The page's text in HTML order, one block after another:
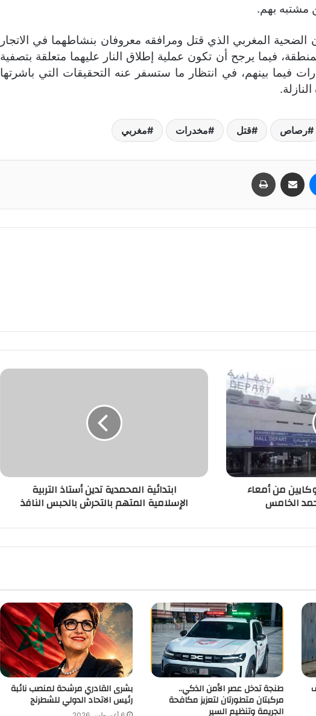
الضحية المغربي الذي قتل ومرافقه معروفان بنشاطهما في الاتجار
فيما يرجح أن تكون عملية إطلاق النار عليهما متعلقة بتصفية
فيما بينهم، في انتظار ما ستسفر عنه التحقيقات التي باشرتها
رصاص قتل مخدرات مغربي
ماسنجر مشاركة عبر البريد
الكوكايين من أمعاء
الخامس
ابتدائية
بالحبس
ابتدائية المحمدية تدين أستاذ التربية
الإسلامية المتهم بالتحرش بالحبس النافذ
طنجة تدخل عصر الأمن الذكي..
مركبتان متطورتان لتعزيز مكافحة
الجريمة وتنظيم السير
بشرى القادري مرشحة لمنصب نائبة
رئيس الاتحاد الدولي للشطرنج